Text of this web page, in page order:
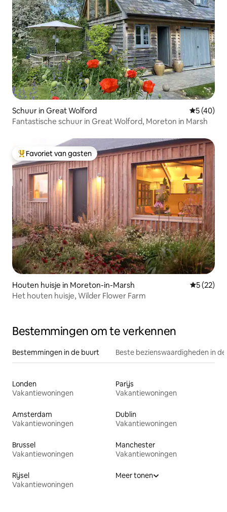
Schuur in Great Wolford
5 (40)
Fantastische schuur in Great Wolford, Moreton in Marsh
Topfavoriet van gasten
Favoriet van gasten
Houten huisje in Moreton-in-Marsh
5 (22)
Het houten huisje, Wilder Flower Farm
Bestemmingen om te verkennen
Bestemmingen in de buurt Beste bezienswaardigheden in
Londen
Vakantiewoningen
Parijs
Vakantiewoningen
Amsterdam
Vakantiewoningen
Dublin
Vakantiewoningen
Brussel
Vakantiewoningen
Manchester
Vakantiewoningen
Rijsel
Vakantiewoningen
Meer tonen